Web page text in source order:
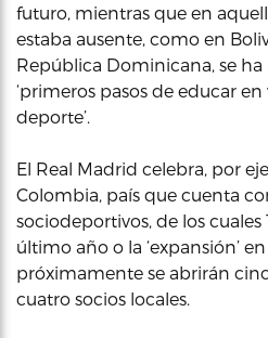
futuro, mientras que en
estaba ausente, como en
República Dominicana, se
‘primeros pasos de educar en
deporte’.
El Real Madrid celebra, por
Colombia, país que cuenta
sociodeportivos, de los cuales
último año o la ‘expansión’
próximamente se abrirán
cuatro socios locales.